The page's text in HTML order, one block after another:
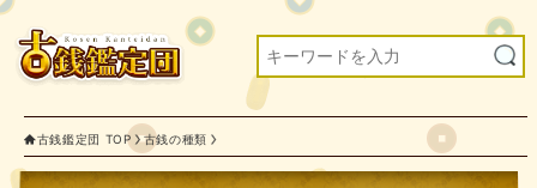
古銭鑑定団 TOP 古銭の種類